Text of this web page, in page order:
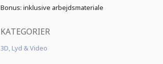
Bonus: inklusive arbejdsmateriale
KATEGORIER
3D, Lyd & Video